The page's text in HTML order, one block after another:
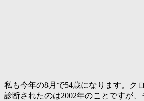
私も今年の8月で54歳になります。ク
診断されたのは2002年のことですが